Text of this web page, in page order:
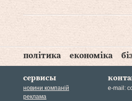
політика економіка
сервисы
новини компаній
реклама
e-mail: